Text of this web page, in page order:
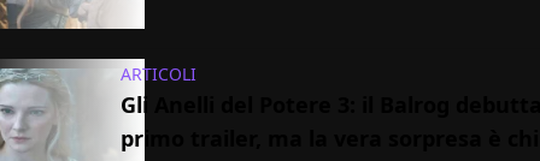
ARTICOLI
Gli Anelli del Potere 3: il Balrog debutta
primo trailer, ma la vera sorpresa è chi